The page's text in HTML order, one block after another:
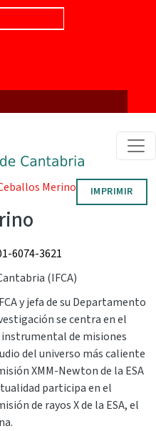
Merino IMPRIMIR
6074-3621
(IFCA)
y jefa de su Departamento
se centra en el
de misiones
del universo más caliente
XMM-Newton de la ESA
participa en el
de rayos X de la ESA, el